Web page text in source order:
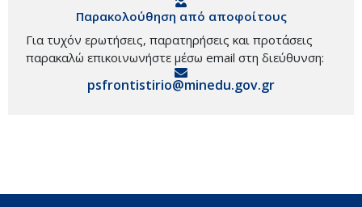
Παρακολούθηση από αποφοίτους
Για τυχόν ερωτήσεις, παρατηρήσεις και προτάσεις
παρακαλώ επικοινωνήστε μέσω email στη διεύθυνση:
psfrontistirio@minedu.gov.gr